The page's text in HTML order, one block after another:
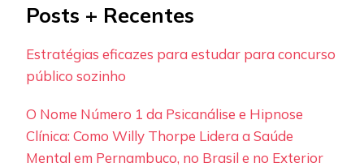
Posts + Recentes
Estratégias eficazes para estudar para concurso
público sozinho
O Nome Número 1 da Psicanálise e Hipnose
Clínica: Como Willy Thorpe Lidera a Saúde
Mental em Pernambuco, no Brasil e no Exterior